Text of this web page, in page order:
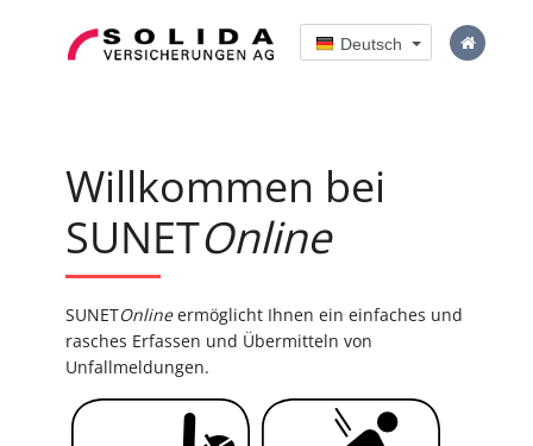
Deutsch
Willkommen bei
SUNETOnline
SUNETOnlineermöglicht Ihnen ein einfaches und
rasches Erfassen und Übermitteln von
Unfallmeldungen.